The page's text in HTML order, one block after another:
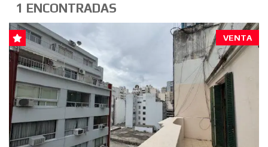
1 ENCONTRADAS
VENTA